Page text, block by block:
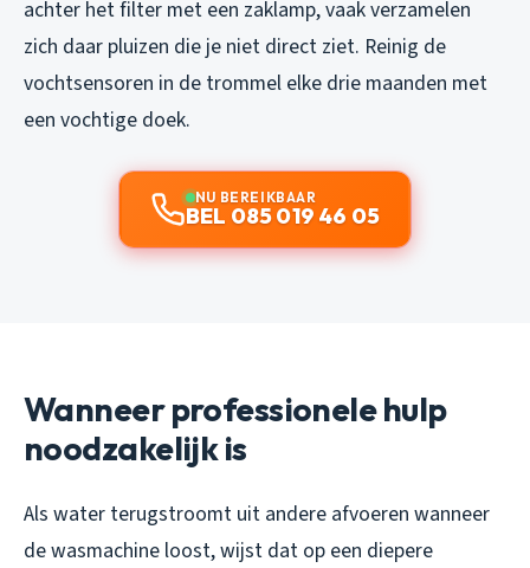
achter het filter met een zaklamp, vaak verzamelen
zich daar pluizen die je niet direct ziet. Reinig de
vochtsensoren in de trommel elke drie maanden met
een vochtige doek.
NU BEREIKBAAR
BEL 085 019 46 05
Wanneer professionele hulp
noodzakelijk is
Als water terugstroomt uit andere afvoeren wanneer
de wasmachine loost, wijst dat op een diepere